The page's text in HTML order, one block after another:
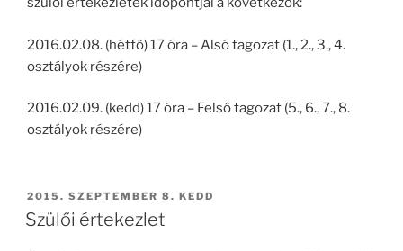
2016.02.08. (hétfő) 17 óra – Alsó tagozat (1., 2., 3., 4.
osztályok részére)
2016.02.09. (kedd) 17 óra – Felső tagozat (5., 6., 7., 8.
osztályok részére)
BEKÜLDVE:
2015. SZEPTEMBER 8. KEDD
Szülői értekezlet